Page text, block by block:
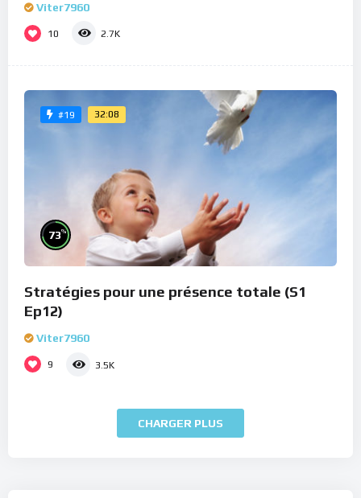
Viter7960
10 2.7K
#19 32:08
73%
Stratégies pour une présence totale (S1
Ep12)
Viter7960
9 3.5K
CHARGER PLUS